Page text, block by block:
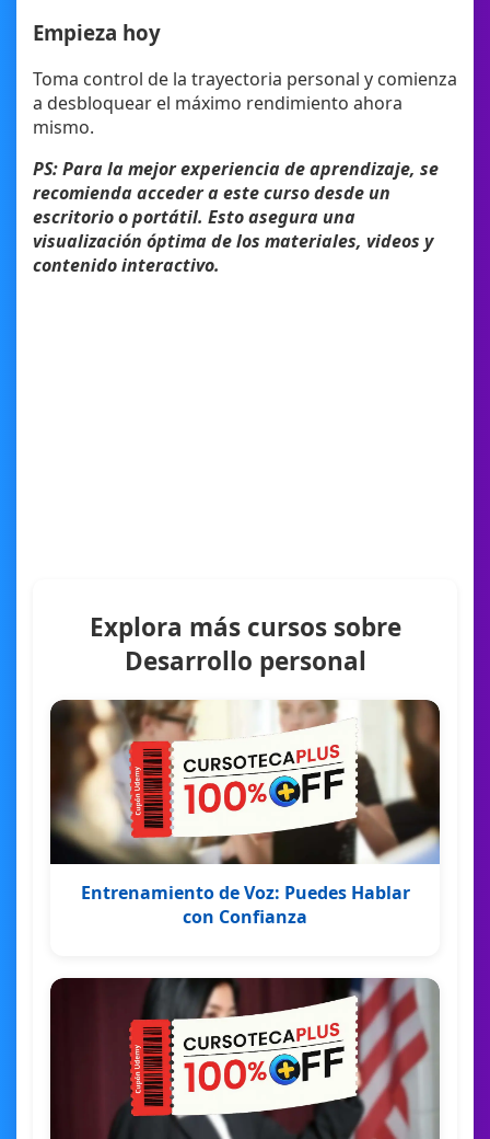
Empieza hoy
Toma control de la trayectoria personal y comienza
a desbloquear el máximo rendimiento ahora
mismo.
PS: Para la mejor experiencia de aprendizaje, se
recomienda acceder a este curso desde un
escritorio o portátil. Esto asegura una
visualización óptima de los materiales, videos y
contenido interactivo.
Explora más cursos sobre
Desarrollo personal
Entrenamiento de Voz: Puedes Hablar
con Confianza